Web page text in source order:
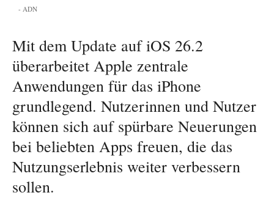
ADN
Mit dem Update auf iOS 26.2
überarbeitet Apple zentrale
Anwendungen für das iPhone
grundlegend. Nutzerinnen und Nutzer
können sich auf spürbare Neuerungen
bei beliebten Apps freuen, die das
Nutzungserlebnis weiter verbessern
sollen.